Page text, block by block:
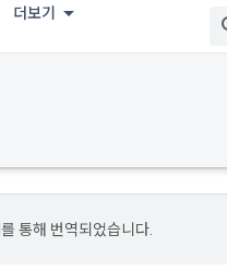
더보기
를 통해 번역되었습니다.